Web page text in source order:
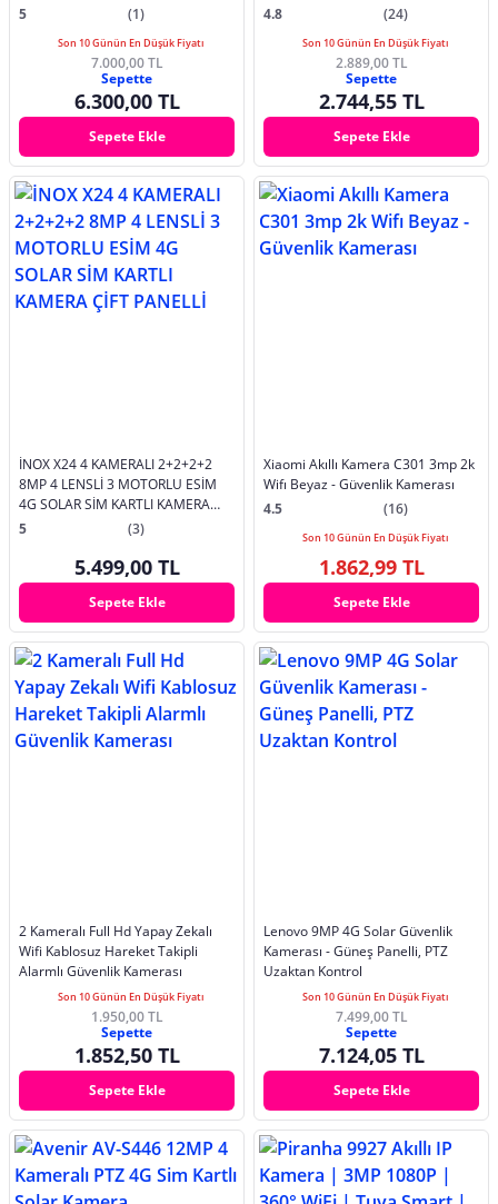
5
(1)
Son 10 Günün En Düşük Fiyatı
7.000,00 TL
Sepette
6.300,00 TL
Sepete Ekle
4.8
(24)
Son 10 Günün En Düşük Fiyatı
2.889,00 TL
Sepette
2.744,55 TL
Sepete Ekle
İNOX X24 4 KAMERALI 2+2+2+2
8MP 4 LENSLİ 3 MOTORLU ESİM
4G SOLAR SİM KARTLI KAMERA
ÇİFT PANELLİ
5 (3)
5.499,00 TL
Sepete Ekle
Xiaomi Akıllı Kamera C301 3mp 2k
Wifı Beyaz - Güvenlik Kamerası
4.5
(16)
Son 10 Günün En Düşük Fiyatı
1.862,99 TL
Sepete Ekle
2 Kameralı Full Hd Yapay Zekalı
Wifi Kablosuz Hareket Takipli
Alarmlı Güvenlik Kamerası
Son 10 Günün En Düşük Fiyatı
1.950,00 TL
Sepette
1.852,50 TL
Sepete Ekle
Lenovo 9MP 4G Solar Güvenlik
Kamerası - Güneş Panelli, PTZ
Uzaktan Kontrol
Son 10 Günün En Düşük Fiyatı
7.499,00 TL
Sepette
7.124,05 TL
Sepete Ekle